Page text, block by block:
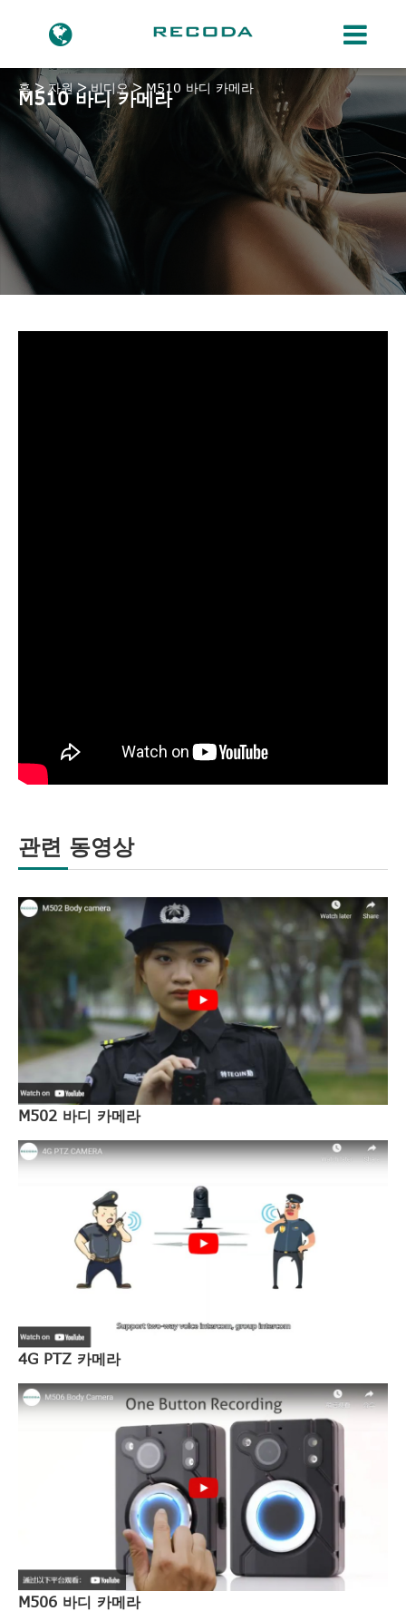
홈 자원 비디오 M510 바디 카메라
M510 바디 카메라
관련 동영상
M502 바디 카메라
4G PTZ 카메라
M506 바디 카메라